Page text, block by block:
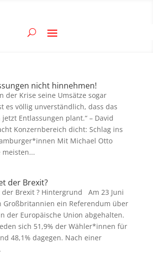
nicht hinnehmen!
der Krise seine Umsätze sogar
es völlig unverständlich, dass das
Entlassungen plant.“ – David
Konzernbereich dicht: Schlag ins
Mit Michael Otto
der Brexit?
der Brexit ? Hintergrund Am 23 Juni
Großbritannien ein Referendum über
der Europäische Union abgehalten.
sich 51,9% der Wähler*innen für
48,1% dagegen. Nach einer